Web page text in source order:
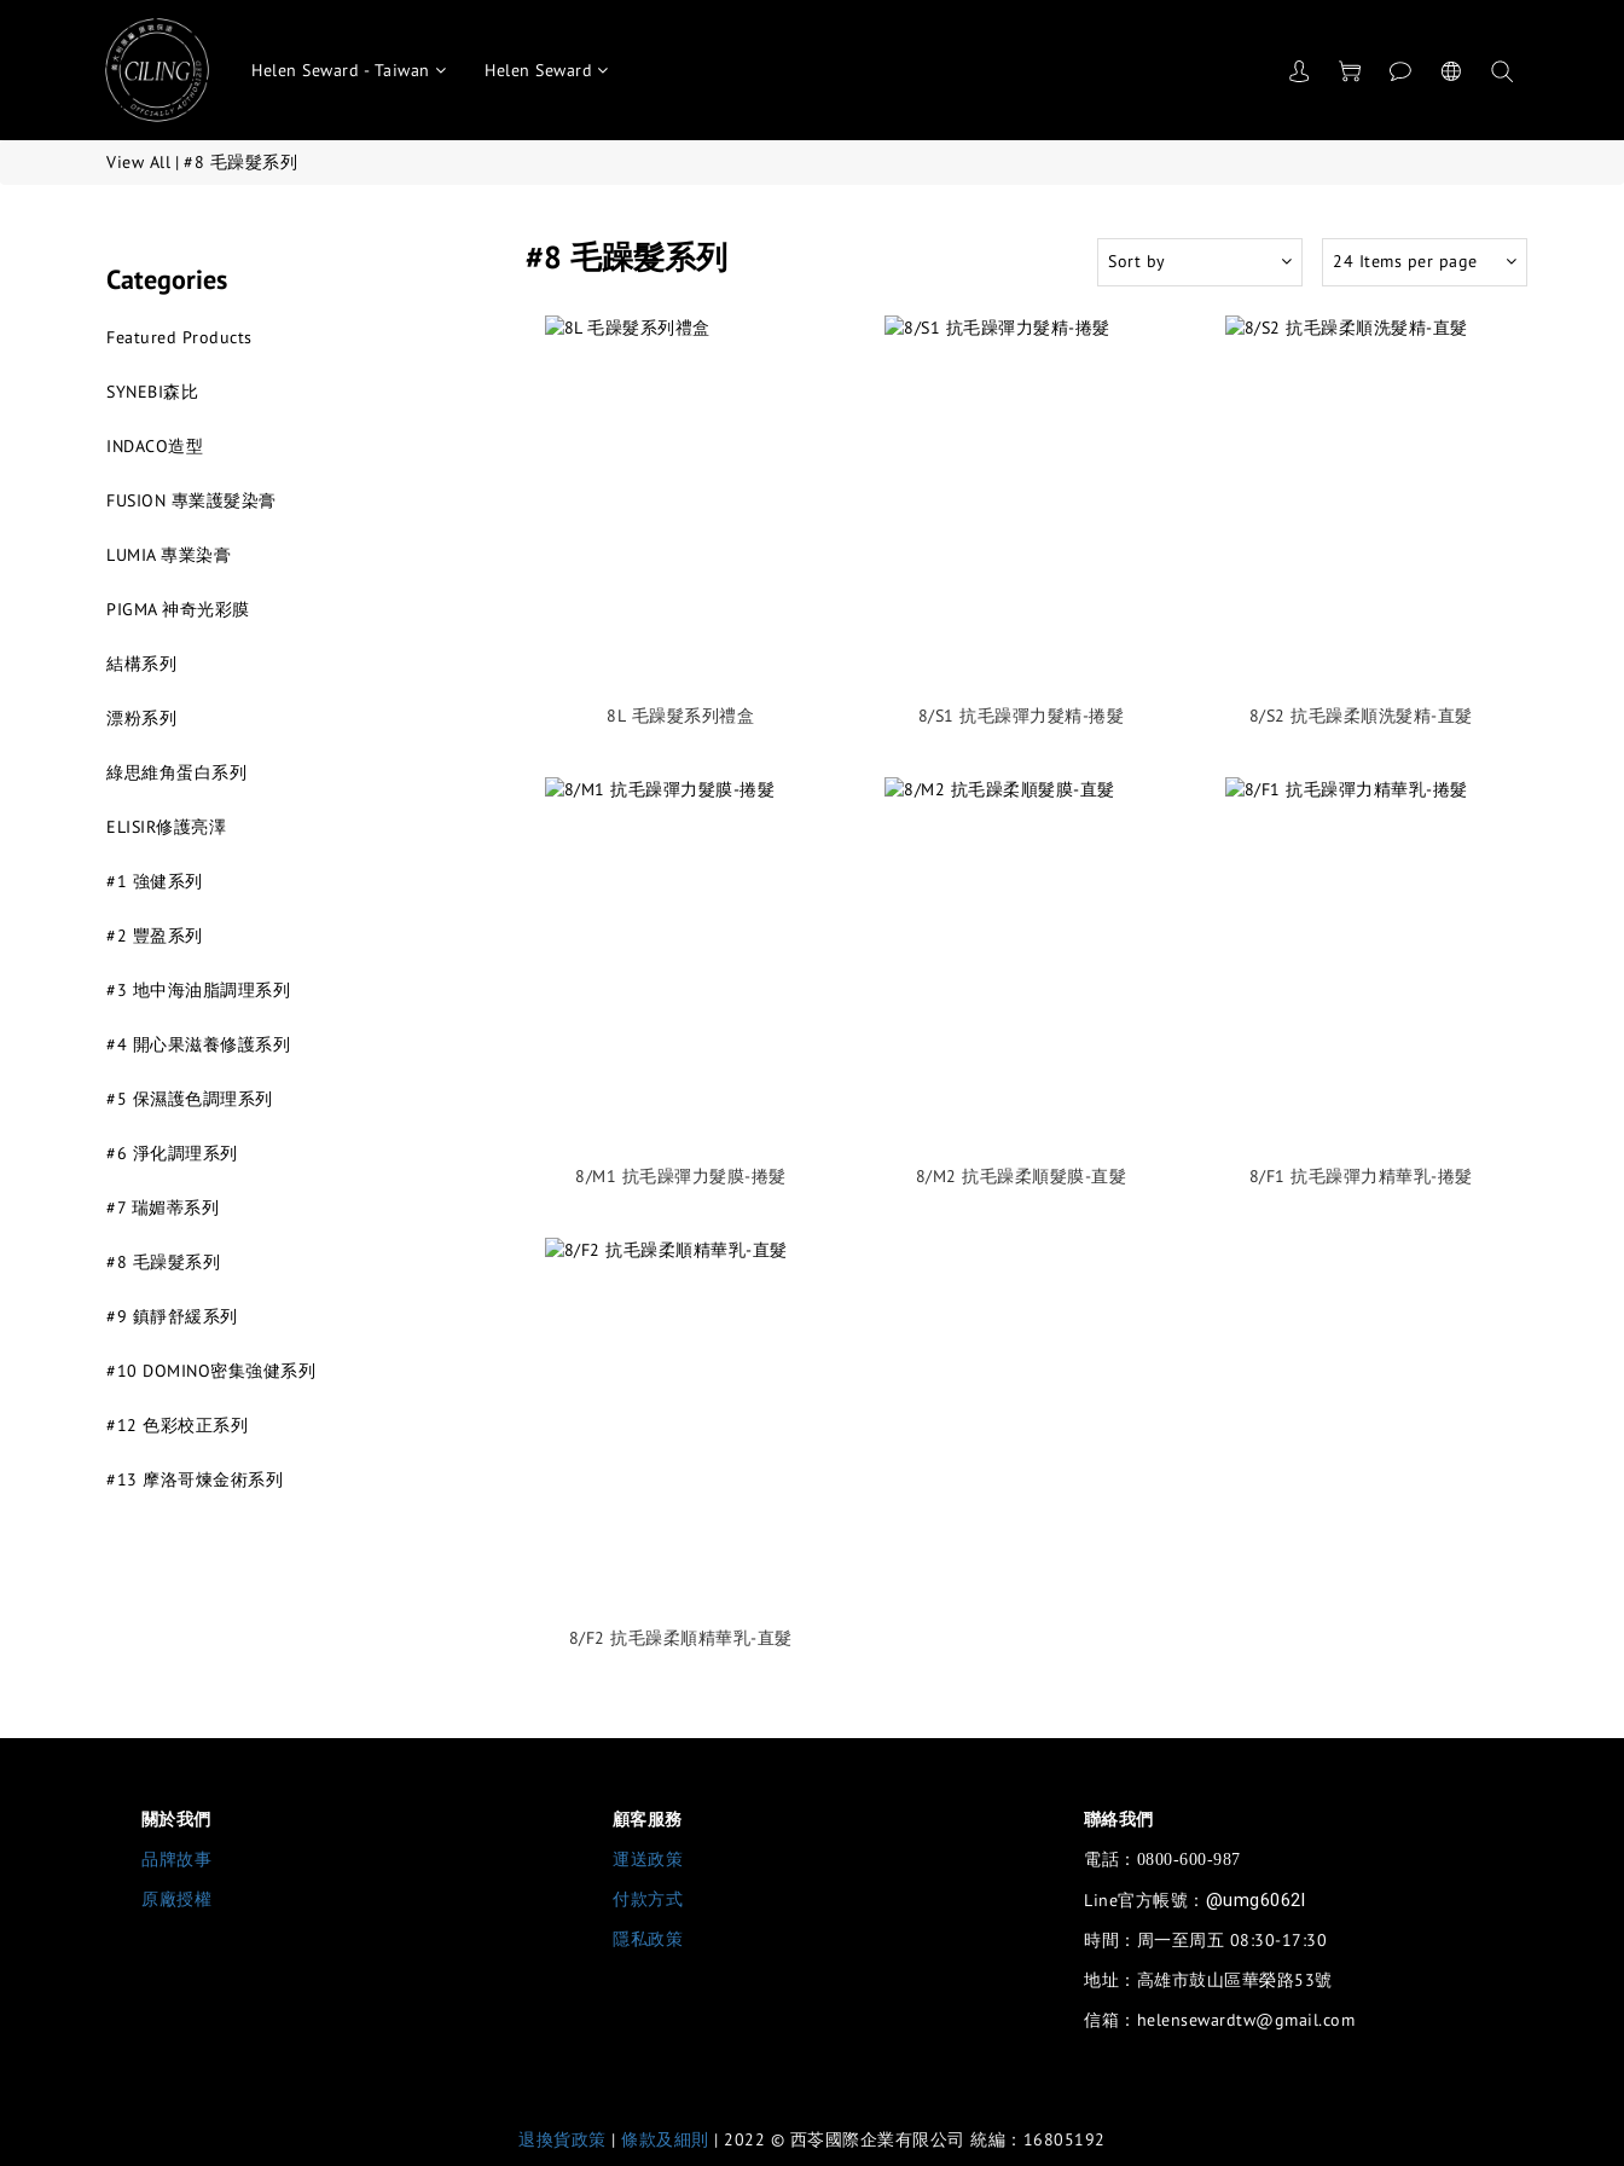
Helen Seward - Taiwan Helen Seward
View All | #8 毛躁髮系列
Categories
Featured Products
SYNEBI森比
INDACO造型
FUSION 專業護髮染膏
LUMIA 專業染膏
PIGMA 神奇光彩膜
結構系列
漂粉系列
綠思維角蛋白系列
ELISIR修護亮澤
#1 強健系列
#2 豐盈系列
#3 地中海油脂調理系列
#4 開心果滋養修護系列
#5 保濕護色調理系列
#6 淨化調理系列
#7 瑞媚蒂系列
#8 毛躁髮系列
#9 鎮靜舒緩系列
#10 DOMINO密集強健系列
#12 色彩校正系列
#13 摩洛哥煉金術系列
#8 毛躁髮系列 Sort by 24 Items per page
8L 毛躁髮系列禮盒 8/S1 抗毛躁彈力髮精-捲髮 8/S2 抗毛躁柔順洗髮精-直髮
8/M1 抗毛躁彈力髮膜-捲髮 8/M2 抗毛躁柔順髮膜-直髮 8/F1 抗毛躁彈力精華乳-捲髮
8/F2 抗毛躁柔順精華乳-直髮
關於我們
品牌故事
原廠授權
顧客服務
運送政策
付款方式
隱私政策
聯絡我們
電話： 0800-600-987
Line官方帳號： @umg6062l
時間：周一至周五 08:30-17:30
地址：高雄市鼓山區華榮路53號
信箱：helensewardtw@gmail.com
退換貨政策 |條款及細則 | 2022 © 西苓國際企業有限公司 統編：16805192